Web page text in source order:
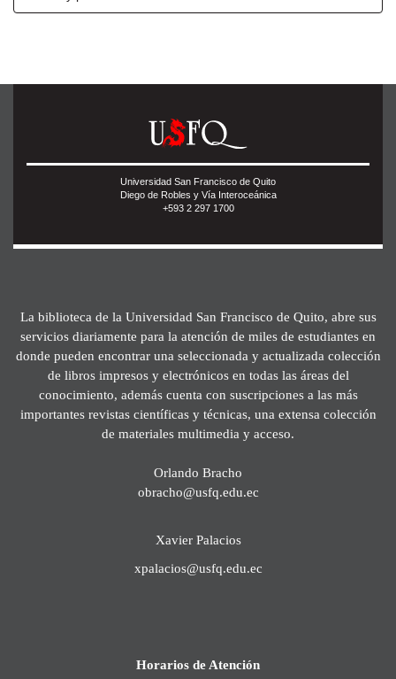
Universidad San Francisco de Quito
Diego de Robles y Vía Interoceánica
+593 2 297 1700
La biblioteca de la Universidad San Francisco de Quito, abre sus
servicios diariamente para la atención de miles de estudiantes en
donde pueden encontrar una seleccionada y actualizada colección
de libros impresos y electrónicos en todas las áreas del
conocimiento, además cuenta con suscripciones a las más
importantes revistas científicas y técnicas, una extensa colección
de materiales multimedia y acceso.
Orlando Bracho
obracho@usfq.edu.ec
Xavier Palacios
xpalacios@usfq.edu.ec
Horarios de Atención